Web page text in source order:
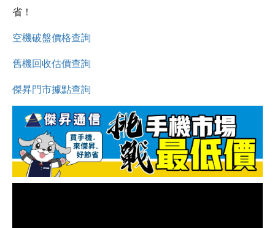
省！
空機破盤價格查詢
舊機回收估價查詢
傑昇門市據點查詢